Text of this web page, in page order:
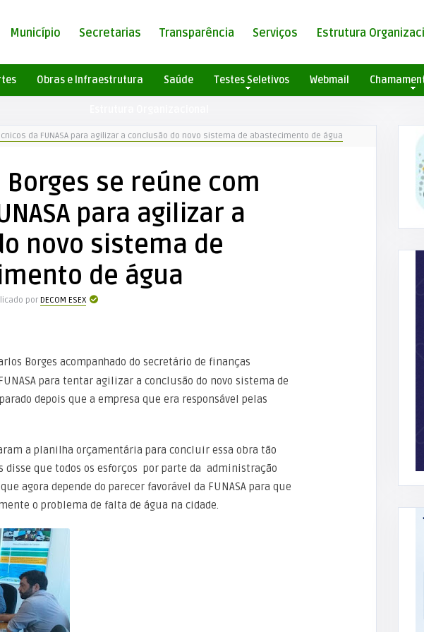
Município Secretarias Transparência Serviços Estrutura
Obras e Infraestrutura Saúde Testes Seletivos Webmail
da FUNASA para agilizar a conclusão do novo sistema de abastecimento de água
se reúne com
para agilizar a
novo sistema de
de água
por DECOM ESEX
para tentar agilizar a conclusão do novo sistema de
depois que a empresa que era responsável pelas
a planilha orçamentária para concluir essa obra tão
disse que todos os esforços por parte da administração
agora depende do parecer favorável da FUNASA para que
o problema de falta de água na cidade.